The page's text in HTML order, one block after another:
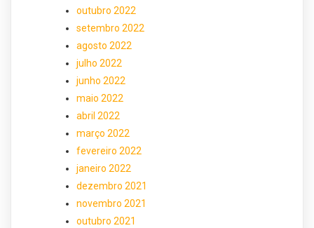
outubro 2022
setembro 2022
agosto 2022
julho 2022
junho 2022
maio 2022
abril 2022
março 2022
fevereiro 2022
janeiro 2022
dezembro 2021
novembro 2021
outubro 2021